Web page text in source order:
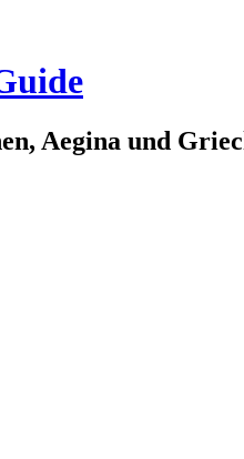
Aegina und